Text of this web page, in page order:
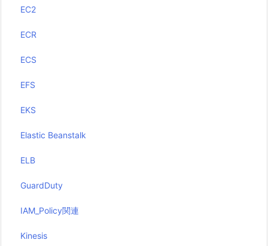
EC2
ECR
ECS
EFS
EKS
Elastic Beanstalk
ELB
GuardDuty
IAM_Policy関連
Kinesis